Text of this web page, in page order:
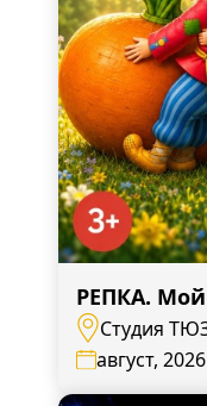
Студия
август, 2026